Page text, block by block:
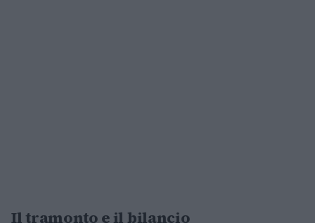
Il tramonto e il bilancio